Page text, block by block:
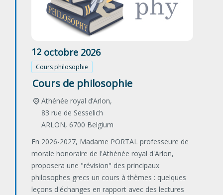
12 octobre 2026
Cours philosophie
Cours de philosophie
Athénée royal d’Arlon,
83 rue de Sesselich
ARLON, 6700 Belgium
En 2026-2027, Madame PORTAL professeure de
morale honoraire de l'Athénée royal d'Arlon,
proposera une "révision" des principaux
philosophes grecs un cours à thèmes : quelques
leçons d'échanges en rapport avec des lectures